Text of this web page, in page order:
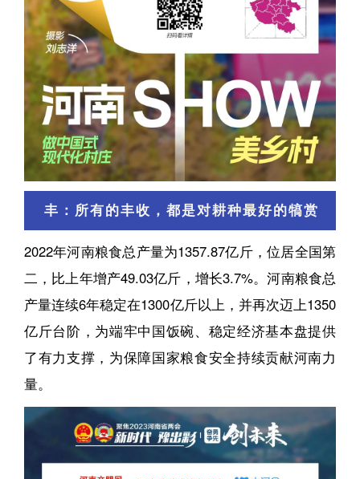
丰：所有的丰收，都是对耕种最好的犒赏
2022年河南粮食总产量为1357.87亿斤，位居全国第
二，比上年增产49.03亿斤，增长3.7%。河南粮食总
产量连续6年稳定在1300亿斤以上，并再次迈上1350
亿斤台阶，为端牢中国饭碗、稳定经济基本盘提供
了有力支撑，为保障国家粮食安全持续贡献河南力
量。